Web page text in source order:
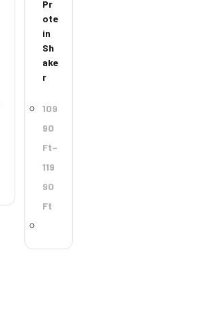
Pr
ote
in
Sh
ake
r
109
90
Ft–
119
90
Ft